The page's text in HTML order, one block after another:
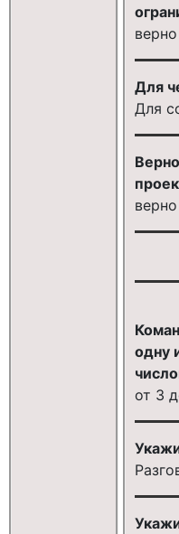
верно
Для
Для
верно
одну
от 3